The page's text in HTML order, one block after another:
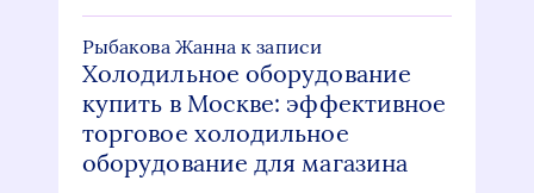
Рыбакова Жанна к записи
Холодильное оборудование
купить в Москве: эффективное
торговое холодильное
оборудование для магазина